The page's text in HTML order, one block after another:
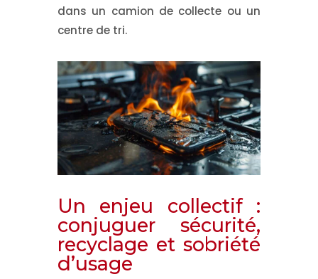
dans un camion de collecte ou un
centre de tri.
Un enjeu collectif :
conjuguer sécurité,
recyclage et sobriété
d’usage